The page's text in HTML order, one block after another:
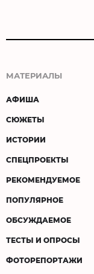
МАТЕРИАЛЫ
АФИША
СЮЖЕТЫ
ИСТОРИИ
СПЕЦПРОЕКТЫ
РЕКОМЕНДУЕМОЕ
ПОПУЛЯРНОЕ
ОБСУЖДАЕМОЕ
ТЕСТЫ И ОПРОСЫ
ФОТОРЕПОРТАЖИ